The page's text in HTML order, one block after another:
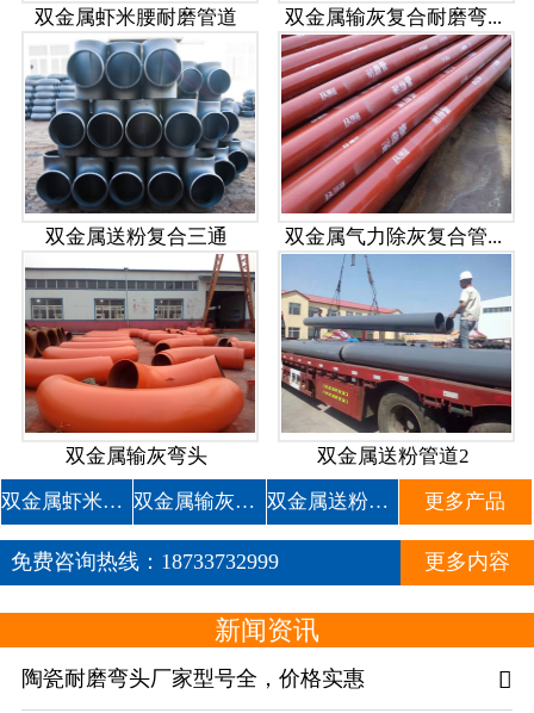
双金属虾米腰耐磨管道 双金属输灰复合耐磨弯...
双金属送粉复合三通 双金属气力除灰复合管...
双金属输灰弯头 双金属送粉管道2
双金属虾米腰耐磨管道 双金属输灰复合耐磨弯头1 双金属送粉复合三通 更多产品
免费咨询热线： 18733732999 更多内容
新闻资讯
陶瓷耐磨弯头厂家型号全，价格实惠 